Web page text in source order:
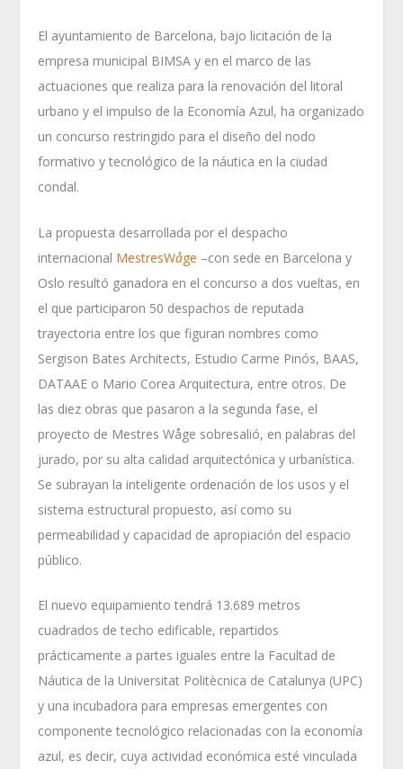
El ayuntamiento de Barcelona, bajo licitación de la
empresa municipal BIMSA y en el marco de las
actuaciones que realiza para la renovación del litoral
urbano y el impulso de la Economía Azul, ha organizado
un concurso restringido para el diseño del nodo
formativo y tecnológico de la náutica en la ciudad
condal.
La propuesta desarrollada por el despacho
internacional MestresWåge –con sede en Barcelona y
Oslo resultó ganadora en el concurso a dos vueltas, en
el que participaron 50 despachos de reputada
trayectoria entre los que figuran nombres como
Sergison Bates Architects, Estudio Carme Pinós, BAAS,
DATAAE o Mario Corea Arquitectura, entre otros. De
las diez obras que pasaron a la segunda fase, el
proyecto de Mestres Wåge sobresalió, en palabras del
jurado, por su alta calidad arquitectónica y urbanística.
Se subrayan la inteligente ordenación de los usos y el
sistema estructural propuesto, así como su
permeabilidad y capacidad de apropiación del espacio
público.
El nuevo equipamiento tendrá 13.689 metros
cuadrados de techo edificable, repartidos
prácticamente a partes iguales entre la Facultad de
Náutica de la Universitat Politècnica de Catalunya (UPC)
y una incubadora para empresas emergentes con
componente tecnológico relacionadas con la economía
azul, es decir, cuya actividad económica esté vinculada